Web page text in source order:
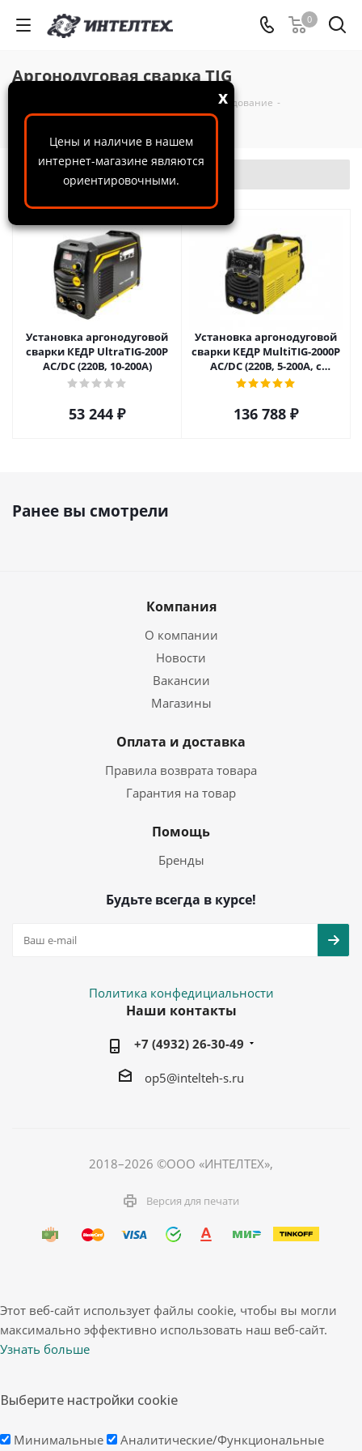
Цены и наличие в нашем
интернет-магазине являются
ориентировочными.
x
0
Аргонодуговая сварка TIG
Сварочное оборудование -
Аргонодуговая сварка TIG
Установка аргонодуговой
сварки КЕДР UltraTIG-200P
AC/DC (220В, 10-200А)
53 244 ₽
Установка аргонодуговой
сварки КЕДР MultiTIG-2000P
AC/DC (220В, 5-200А, с
горелкой)
136 788 ₽
Ранее вы смотрели
Компания
О компании
Новости
Вакансии
Магазины
Оплата и доставка
Правила возврата товара
Гарантия на товар
Помощь
Бренды
Будьте всегда в курсе!
Политика конфедициальности
Наши контакты
+7 (4932) 26-30-49
op5@intelteh-s.ru
2018–2026 ©ООО «ИНТЕЛТЕХ»,
Версия для печати
Этот веб-сайт использует файлы cookie, чтобы вы могли
максимально эффективно использовать наш веб-сайт.
Узнать больше
Выберите настройки cookie
Минимальные Аналитические/Функциональные